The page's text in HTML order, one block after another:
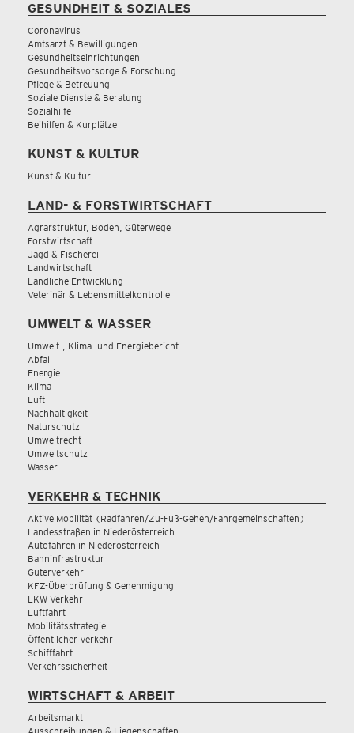
GESUNDHEIT & SOZIALES
Coronavirus
Amtsarzt & Bewilligungen
Gesundheitseinrichtungen
Gesundheitsvorsorge & Forschung
Pflege & Betreuung
Soziale Dienste & Beratung
Sozialhilfe
Beihilfen & Kurplätze
KUNST & KULTUR
Kunst & Kultur
LAND- & FORSTWIRTSCHAFT
Agrarstruktur, Boden, Güterwege
Forstwirtschaft
Jagd & Fischerei
Landwirtschaft
Ländliche Entwicklung
Veterinär & Lebensmittelkontrolle
UMWELT & WASSER
Umwelt-, Klima- und Energiebericht
Abfall
Energie
Klima
Luft
Nachhaltigkeit
Naturschutz
Umweltrecht
Umweltschutz
Wasser
VERKEHR & TECHNIK
Aktive Mobilität (Radfahren/Zu-Fuß-Gehen/Fahrgemeinschaften)
Landesstraßen in Niederösterreich
Autofahren in Niederösterreich
Bahninfrastruktur
Güterverkehr
KFZ-Überprüfung & Genehmigung
LKW Verkehr
Luftfahrt
Mobilitätsstrategie
Öffentlicher Verkehr
Schifffahrt
Verkehrssicherheit
WIRTSCHAFT & ARBEIT
Arbeitsmarkt